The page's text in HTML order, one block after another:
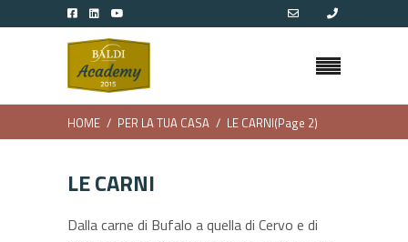
HOME PER LA TUA CASA LE CARNI(Page 2)
LE CARNI
Dalla carne di Bufalo a quella di Cervo e di